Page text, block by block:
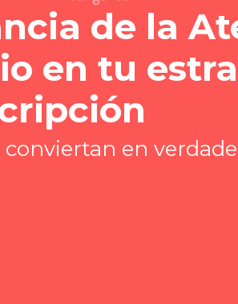
de la
en tu
conviertan en